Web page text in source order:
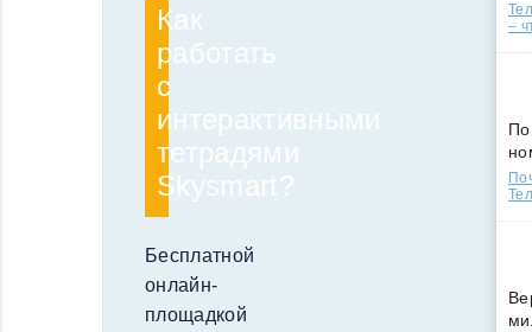
Как
работать
с
интерактивными
тетрадями
Skysmart?
Бесплатной
онлайн-
площадкой
–